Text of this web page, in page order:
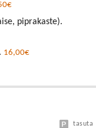
piprakaste).
16,00€
tasuta